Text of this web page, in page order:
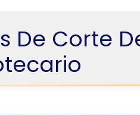
De Corte